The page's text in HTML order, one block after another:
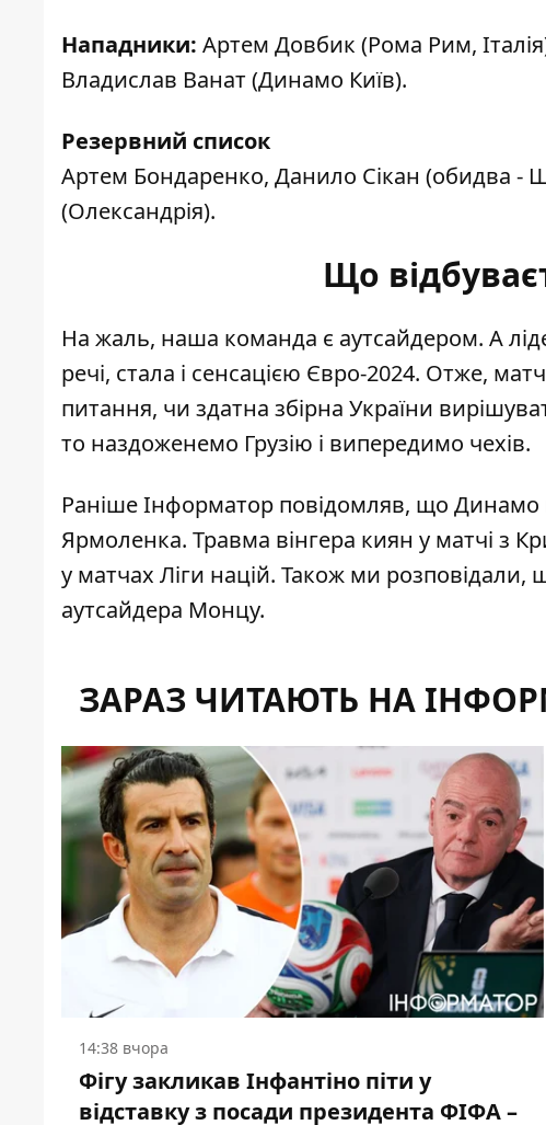
Нападники: Артем Довбик (Рома Рим,
Владислав Ванат (Динамо Київ).
Резервний список
Артем Бондаренко, Данило Сікан (обидва
(Олександрія).
Що
На жаль, наша команда є аутсайдером. А
речі, стала і сенсацією Євро-2024. Отже,
питання, чи здатна збірна України
то наздоженемо Грузію і випередимо чехів.
Раніше Інформатор повідомляв, що Динамо
Ярмоленка. Травма вінгера киян у матчі з
у матчах Ліги націй. Також ми розповідали,
аутсайдера Монцу.
ЗАРАЗ ЧИТАЮТЬ НА
14:38 вчора
Фігу закликав Інфантіно піти у
відставку з посади президента ФІФА –